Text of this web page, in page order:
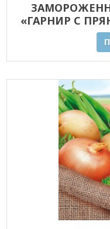
«ГАРНИР С